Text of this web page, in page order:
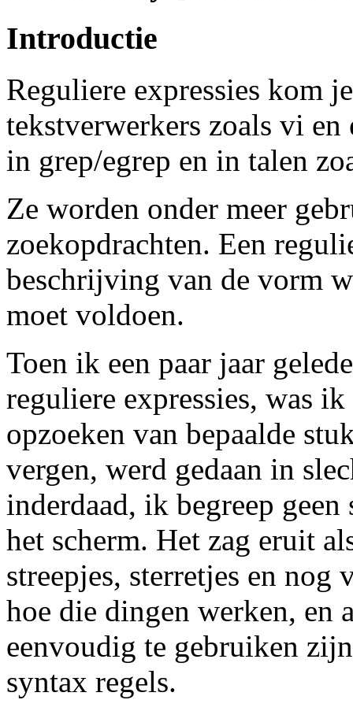
Introductie
Reguliere expressies kom
tekstverwerkers zoals vi
in grep/egrep en in talen
Ze worden onder meer
zoekopdrachten. Een
beschrijving van de vorm
moet voldoen.
Toen ik een paar jaar
reguliere expressies, was
opzoeken van bepaalde
vergen, werd gedaan in
inderdaad, ik begreep
het scherm. Het zag eruit
streepjes, sterretjes en
hoe die dingen werken,
eenvoudig te gebruiken
syntax regels.